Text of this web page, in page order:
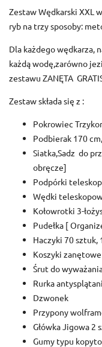
Zestaw Wędkarski XXL
ryb na trzy sposoby:
Dla każdego wędkarza,
każdą wodę,zarówno
zestawu ZANĘTA
Zestaw składa się z :
Pokrowiec
Podbierak 170
Siatka,Sadz do
obręcze]
Podpórki
Wędki
Kołowrotki 3-
Pudełka [
Haczyki 70 sztuk,
Koszyki
Śrut do
Rurka
Dzwonek
Przypony
Główka Jigowa 2
Gumy typu